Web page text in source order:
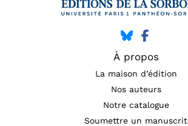
À propos
La maison d’édition
Nos auteurs
Notre catalogue
Soumettre un manuscrit